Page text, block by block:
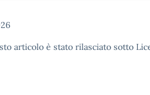
articolo è stato rilasciato sotto